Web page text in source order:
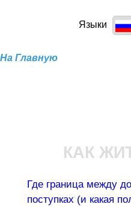
a100z.comЯзыки
На Главную
КАК
Где граница между
поступках (и какая